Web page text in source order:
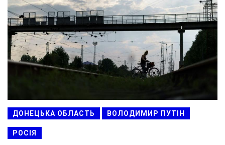
ДОНЕЦЬКА ОБЛАСТЬ ВОЛОДИМИР ПУТІН
РОСІЯ